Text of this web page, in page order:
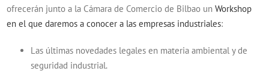
ofrecerán junto a la Cámara de Comercio de Bilbao unWorkshop
en el que daremos a conocer a las empresas industriales:
Las últimas novedades legales en materia ambiental y de
seguridad industrial.